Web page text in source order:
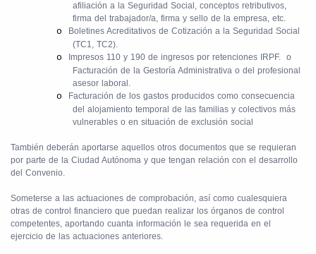
afiliación a la Seguridad Social, conceptos retributivos,
firma del trabajador/a, firma y sello de la empresa, etc.
o
Boletines Acreditativos de Cotización a la Seguridad Social
(TC1, TC2).
o Impresos 110 y 190 de ingresos por retenciones IRPF. o
Facturación de la Gestoría Administrativa o del profesional
asesor laboral.
o
Facturación de los gastos producidos como consecuencia
del alojamiento temporal de las familias y colectivos más
vulnerables o en situación de exclusión social
También deberán aportarse aquellos otros documentos que se requieran
por parte de la Ciudad Autónoma y que tengan relación con el desarrollo
del Convenio.
Someterse a las actuaciones de comprobación, así como cualesquiera
otras de control financiero que puedan realizar los órganos de control
competentes, aportando cuanta información le sea requerida en el
ejercicio de las actuaciones anteriores.